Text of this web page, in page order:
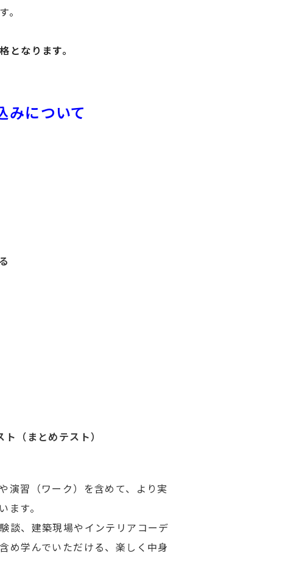
。
なります。
みについて
（まとめテスト）
演習（ワーク）を含めて、より実
す。
談、建築現場やインテリアコーデ
め学んでいただける、楽しく中身